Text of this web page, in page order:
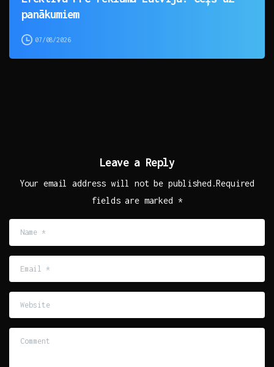
panākumiem
07/08/2026
Leave a Reply
Your email address will not be published.Required
fields are marked *
*
Website